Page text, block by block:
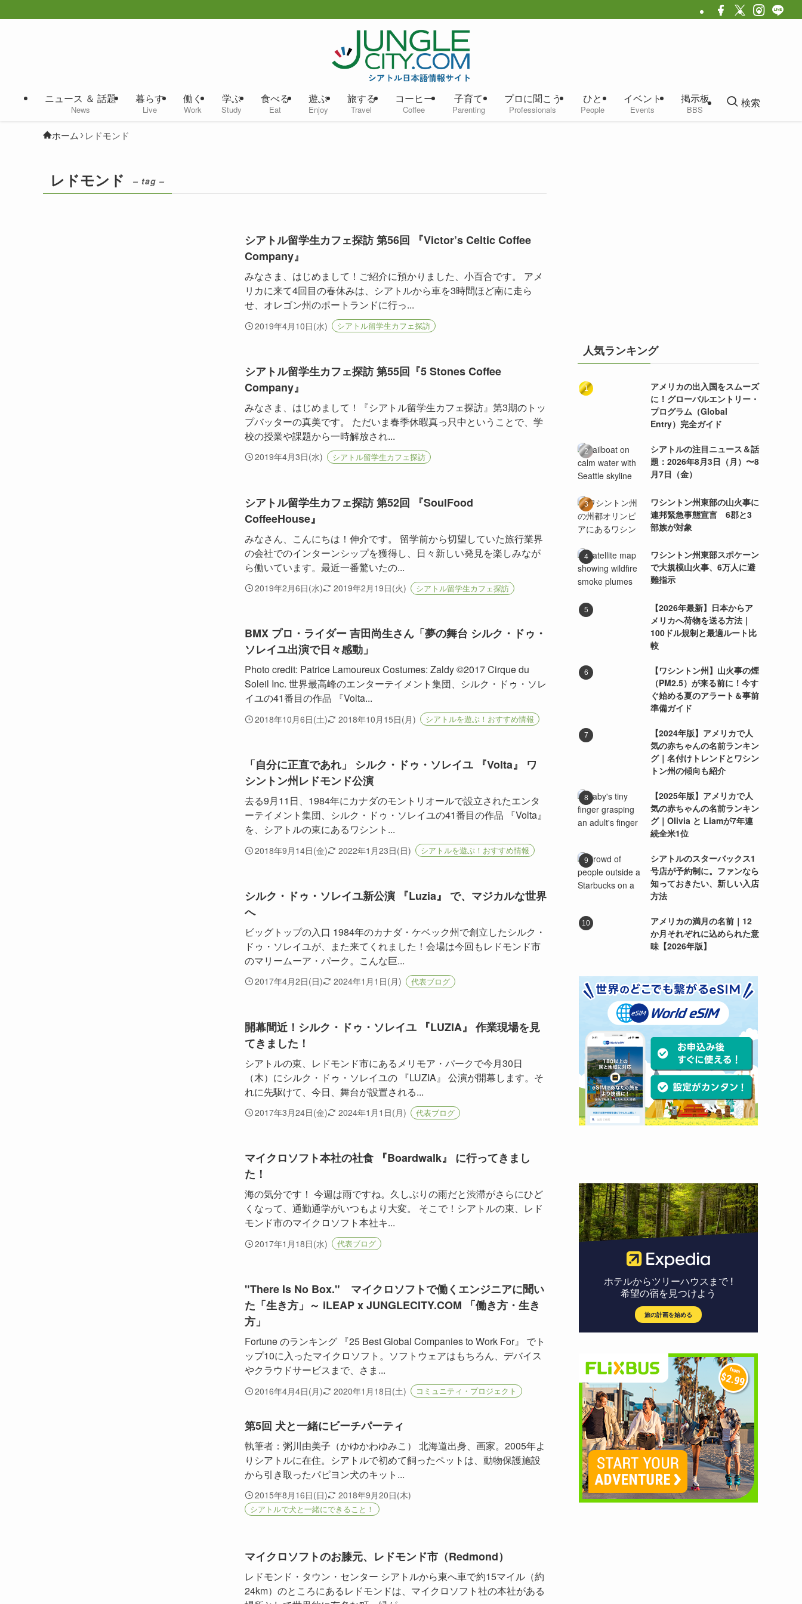
ニュース ＆ 話題
News
暮らす
Live
働く
Work
学ぶ
Study
食べる
Eat
遊ぶ
Enjoy
旅する
Travel
コーヒー
Coffee
子育て
Parenting
プロに聞こう
Professionals
ひと
People
イベント
Events
掲示板
BBS
検索
ホーム レドモンド
レドモンド – tag –
シアトル留学生カフェ探訪 第56回 『Victor’s Celtic Coffee
Company』
みなさま、はじめまして！ご紹介に預かりました、小百合です。 アメ
リカに来て4回目の春休みは、シアトルから車を3時間ほど南に走ら
せ、オレゴン州のポートランドに行っ...
2019年4月10日(水) シアトル留学生カフェ探訪
シアトル留学生カフェ探訪 第55回『5 Stones Coffee
Company』
みなさま、はじめまして！『シアトル留学生カフェ探訪』第3期のトッ
プバッターの真美です。 ただいま春季休暇真っ只中ということで、学
校の授業や課題から一時解放され...
2019年4月3日(水) シアトル留学生カフェ探訪
シアトル留学生カフェ探訪 第52回 『SoulFood
CoffeeHouse』
みなさん、こんにちは！伸介です。 留学前から切望していた旅行業界
の会社でのインターンシップを獲得し、日々新しい発見を楽しみなが
ら働いています。最近一番驚いたの...
2019年2月6日(水) 2019年2月19日(火) シアトル留学生カフェ探訪
BMX プロ・ライダー 吉田尚生さん「夢の舞台 シルク・ドゥ・
ソレイユ出演で日々感動」
Photo credit: Patrice Lamoureux Costumes: Zaldy ©2017 Cirque du
Soleil Inc. 世界最高峰のエンターテイメント集団、シルク・ドゥ・ソレ
イユの41番目の作品 『Volta...
2018年10月6日(土) 2018年10月15日(月) シアトルを遊ぶ！おすすめ情報
「自分に正直であれ」 シルク・ドゥ・ソレイユ 『Volta』 ワ
シントン州レドモンド公演
去る9月11日、1984年にカナダのモントリオールで設立されたエンタ
ーテイメント集団、シルク・ドゥ・ソレイユの41番目の作品 『Volta』
を、シアトルの東にあるワシント...
2018年9月14日(金) 2022年1月23日(日) シアトルを遊ぶ！おすすめ情報
シルク・ドゥ・ソレイユ新公演 『Luzia』 で、マジカルな世界
へ
ビッグトップの入口 1984年のカナダ・ケベック州で創立したシルク・
ドゥ・ソレイユが、また来てくれました！会場は今回もレドモンド市
のマリームーア・パーク。こんな巨...
2017年4月2日(日) 2024年1月1日(月) 代表ブログ
開幕間近！シルク・ドゥ・ソレイユ 『LUZIA』 作業現場を見
てきました！
シアトルの東、レドモンド市にあるメリモア・パークで今月30日
（木）にシルク・ドゥ・ソレイユの 『LUZIA』 公演が開幕します。そ
れに先駆けて、今日、舞台が設置される...
2017年3月24日(金) 2024年1月1日(月) 代表ブログ
マイクロソフト本社の社食 『Boardwalk』 に行ってきまし
た！
海の気分です！ 今週は雨ですね。久しぶりの雨だと渋滞がさらにひど
くなって、通勤通学がいつもより大変。 そこで！シアトルの東、レド
モンド市のマイクロソフト本社キ...
2017年1月18日(水) 代表ブログ
"There Is No Box." マイクロソフトで働くエンジニアに聞い
た「生き方」～ iLEAP x JUNGLECITY.COM 「働き方・生き
方」
Fortune のランキング 『25 Best Global Companies to Work For』 でト
ップ10に入ったマイクロソフト。ソフトウェアはもちろん、デバイス
やクラウドサービスまで、さま...
2016年4月4日(月) 2020年1月18日(土) コミュニティ・プロジェクト
第5回 犬と一緒にビーチパーティ
執筆者：粥川由美子（かゆかわゆみこ） 北海道出身、画家。2005年よ
りシアトルに在住。シアトルで初めて飼ったペットは、動物保護施設
から引き取ったパピヨン犬のキット...
2015年8月16日(日) 2018年9月20日(木)
シアトルで犬と一緒にできること！
マイクロソフトのお膝元、レドモンド市（Redmond）
レドモンド・タウン・センター シアトルから東へ車で約15マイル（約
24km）のところにあるレドモンドは、マイクロソフト社の本社がある
人気ランキング
アメリカの出入国をスムーズ
に！グローバルエントリー・
プログラム（Global
Entry）完全ガイド
シアトルの注目ニュース＆話
題：2026年8月3日（月）〜8
月7日（金）
ワシントン州東部の山火事に
連邦緊急事態宣言 6郡と3
部族が対象
ワシントン州東部スポケーン
で大規模山火事、6万人に避
難指示
【2026年最新】日本からア
メリカへ荷物を送る方法｜
100ドル規制と最適ルート比
較
【ワシントン州】山火事の煙
（PM2.5）が来る前に！今す
ぐ始める夏のアラート＆事前
準備ガイド
【2024年版】アメリカで人
気の赤ちゃんの名前ランキン
グ｜名付けトレンドとワシン
トン州の傾向も紹介
【2025年版】アメリカで人
気の赤ちゃんの名前ランキン
グ｜Olivia と Liamが7年連
続全米1位
シアトルのスターバックス1
号店が予約制に。ファンなら
知っておきたい、新しい入店
方法
アメリカの満月の名前｜12
か月それぞれに込められた意
味【2026年版】